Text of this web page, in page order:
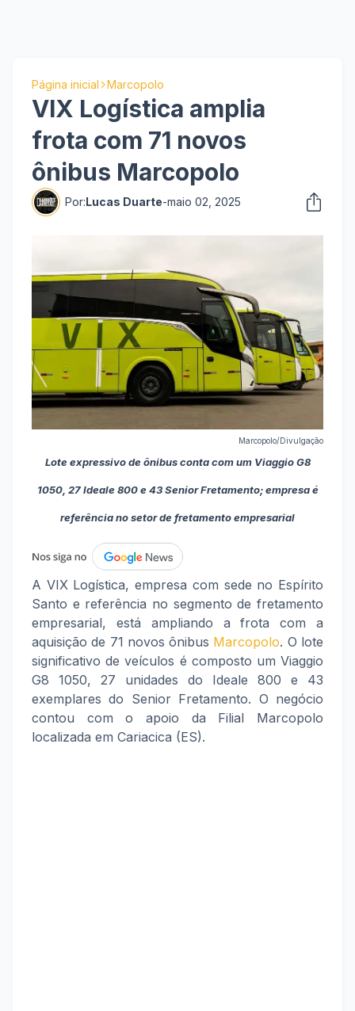
Página inicial Marcopolo
VIX Logística amplia
frota com 71 novos
ônibus Marcopolo
Por:Lucas Duarte-maio 02, 2025
Marcopolo/Divulgação
Lote expressivo de ônibus conta com um Viaggio G8
1050, 27 Ideale 800 e 43 Senior Fretamento; empresa é
referência no setor de fretamento empresarial
A VIX Logística, empresa com sede no Espírito
Santo e referência no segmento de fretamento
empresarial, está ampliando a frota com a
aquisição de 71 novos ônibus Marcopolo. O lote
significativo de veículos é composto um Viaggio
G8 1050, 27 unidades do Ideale 800 e 43
exemplares do Senior Fretamento. O negócio
contou com o apoio da Filial Marcopolo
localizada em Cariacica (ES).